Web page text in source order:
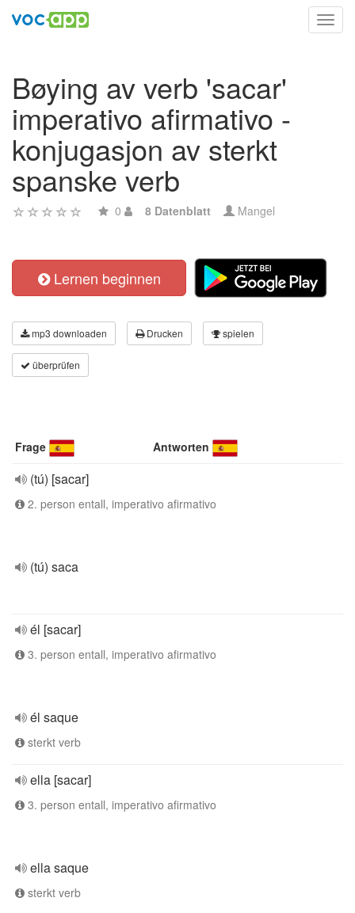
Bøying av verb 'sacar'
imperativo afirmativo -
konjugasjon av sterkt
spanske verb
0 8 Datenblatt Mangel
Lernen beginnen
mp3 downloaden Drucken spielen
überprüfen
Frage Antworten
(tú) [sacar]
2. person entall, imperativo afirmativo
(tú) saca
él [sacar]
3. person entall, imperativo afirmativo
él saque
sterkt verb
ella [sacar]
3. person entall, imperativo afirmativo
ella saque
sterkt verb